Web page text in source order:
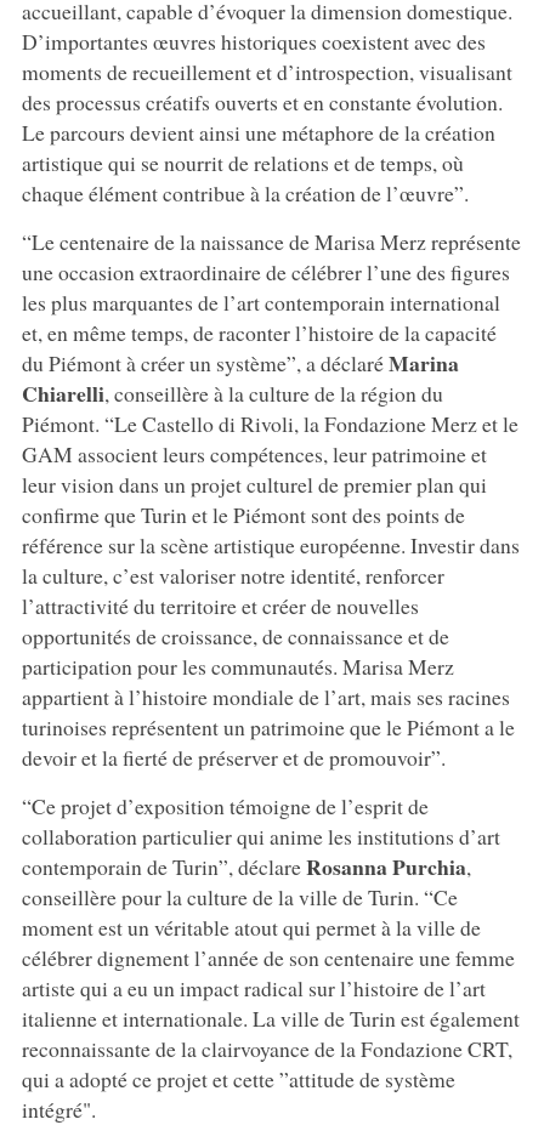
accueillant, capable d’évoquer la dimension domestique.
D’importantes œuvres historiques coexistent avec des
moments de recueillement et d’introspection, visualisant
des processus créatifs ouverts et en constante évolution.
Le parcours devient ainsi une métaphore de la création
artistique qui se nourrit de relations et de temps, où
chaque élément contribue à la création de l’œuvre”.
“Le centenaire de la naissance de Marisa Merz représente
une occasion extraordinaire de célébrer l’une des figures
les plus marquantes de l’art contemporain international
et, en même temps, de raconter l’histoire de la capacité
du Piémont à créer un système”, a déclaréMarina
Chiarelli, conseillère à la culture de la région du
Piémont. “Le Castello di Rivoli, la Fondazione Merz et le
GAM associent leurs compétences, leur patrimoine et
leur vision dans un projet culturel de premier plan qui
confirme que Turin et le Piémont sont des points de
référence sur la scène artistique européenne. Investir dans
la culture, c’est valoriser notre identité, renforcer
l’attractivité du territoire et créer de nouvelles
opportunités de croissance, de connaissance et de
participation pour les communautés. Marisa Merz
appartient à l’histoire mondiale de l’art, mais ses racines
turinoises représentent un patrimoine que le Piémont a le
devoir et la fierté de préserver et de promouvoir”.
“Ce projet d’exposition témoigne de l’esprit de
collaboration particulier qui anime les institutions d’art
contemporain de Turin”, déclareRosannaPurchia,
conseillère pour la culture de la ville de Turin. “Ce
moment est un véritable atout qui permet à la ville de
célébrer dignement l’année de son centenaire une femme
artiste qui a eu un impact radical sur l’histoire de l’art
italienne et internationale. La ville de Turin est également
reconnaissante de la clairvoyance de la Fondazione CRT,
qui a adopté ce projet et cette ”attitude de système
intégré".